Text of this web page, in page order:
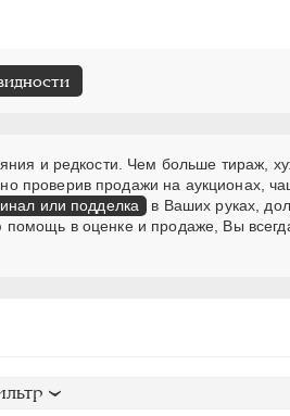
и редкости. Чем больше тираж,
проверив продажи на аукционах,
или подделка
в Ваших руках,
в оценке и продаже, Вы